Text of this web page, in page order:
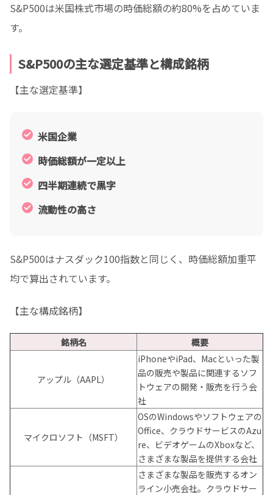
S&P500は米国株式市場の時価総額の約80%を占めていま
す。
S&P500の主な選定基準と構成銘柄
【主な選定基準】
米国企業
時価総額が一定以上
四半期連続で黒字
流動性の高さ
S&P500はナスダック100指数と同じく、時価総額加重平
均で算出されています。
【主な構成銘柄】
銘柄名 概要
アップル（AAPL）
iPhoneやiPad、Macといった製
品の販売や製品に関連するソフ
トウェアの開発・販売を行う会
社
マイクロソフト（MSFT）
OSのWindowsやソフトウェアの
Office、クラウドサービスのAzu
re、ビデオゲームのXboxなど、
さまざまな製品を提供する会社
さまざまな製品を販売するオン
ライン小売会社。クラウドサー